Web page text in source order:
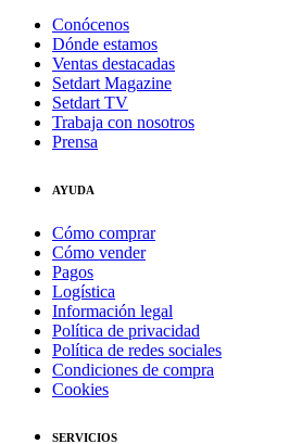
Conócenos
Dónde estamos
Ventas destacadas
Setdart Magazine
Setdart TV
Trabaja con nosotros
Prensa
AYUDA
Cómo comprar
Cómo vender
Pagos
Logística
Información legal
Política de privacidad
Política de redes sociales
Condiciones de compra
Cookies
SERVICIOS